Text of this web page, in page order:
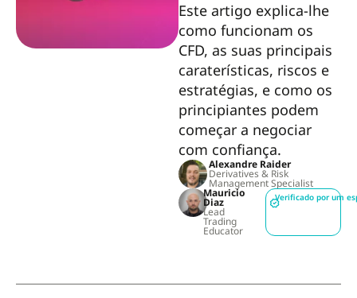
Este artigo explica-lhe
como funcionam os
CFD, as suas principais
caraterísticas, riscos e
estratégias, e como os
principiantes podem
começar a negociar
com confiança.
Alexandre Raider
Derivatives & Risk
Management Specialist
Mauricio
Diaz
Lead
Trading
Educator
Verificado por um